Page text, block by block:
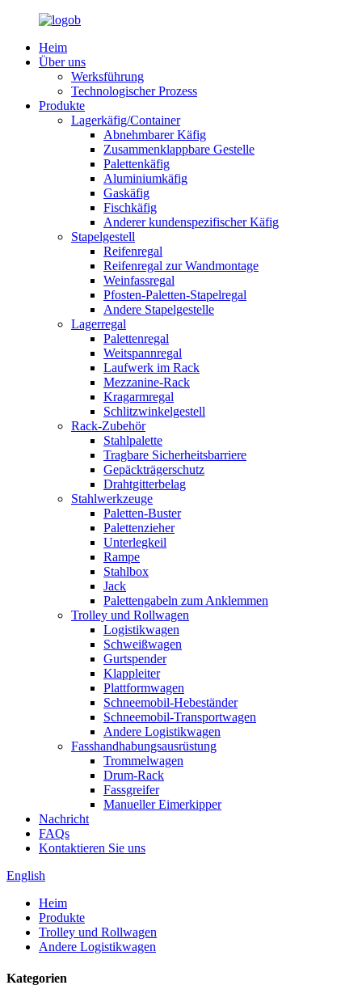
Heim
Über uns
Werksführung
Technologischer Prozess
Produkte
Lagerkäfig/Container
Abnehmbarer Käfig
Zusammenklappbare Gestelle
Palettenkäfig
Aluminiumkäfig
Gaskäfig
Fischkäfig
Anderer kundenspezifischer Käfig
Stapelgestell
Reifenregal
Reifenregal zur Wandmontage
Weinfassregal
Pfosten-Paletten-Stapelregal
Andere Stapelgestelle
Lagerregal
Palettenregal
Weitspannregal
Laufwerk im Rack
Mezzanine-Rack
Kragarmregal
Schlitzwinkelgestell
Rack-Zubehör
Stahlpalette
Tragbare Sicherheitsbarriere
Gepäckträgerschutz
Drahtgitterbelag
Stahlwerkzeuge
Paletten-Buster
Palettenzieher
Unterlegkeil
Rampe
Stahlbox
Jack
Palettengabeln zum Anklemmen
Trolley und Rollwagen
Logistikwagen
Schweißwagen
Gurtspender
Klappleiter
Plattformwagen
Schneemobil-Hebeständer
Schneemobil-Transportwagen
Andere Logistikwagen
Fasshandhabungsausrüstung
Trommelwagen
Drum-Rack
Fassgreifer
Manueller Eimerkipper
Nachricht
FAQs
Kontaktieren Sie uns
English
Heim
Produkte
Trolley und Rollwagen
Andere Logistikwagen
Kategorien